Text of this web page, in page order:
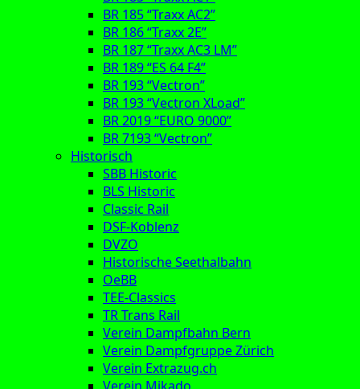
BR 185 “Traxx AC2”
BR 186 “Traxx 2E”
BR 187 “Traxx AC3 LM”
BR 189 “ES 64 F4”
BR 193 “Vectron”
BR 193 “Vectron XLoad”
BR 2019 “EURO 9000”
BR 7193 “Vectron”
Historisch
SBB Historic
BLS Historic
Classic Rail
DSF-Koblenz
DVZO
Historische Seethalbahn
OeBB
TEE-Classics
TR Trans Rail
Verein Dampfbahn Bern
Verein Dampfgruppe Zürich
Verein Extrazug.ch